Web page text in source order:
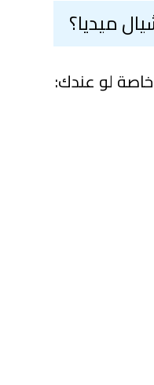
ميديا؟
خاصة لو عندك: